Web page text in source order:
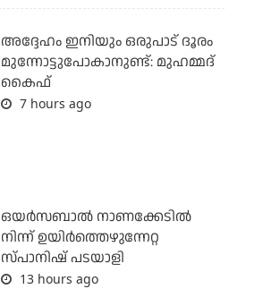
അദ്ദേഹം ഇനിയും ഒരുപാട് ദൂരം
മുന്നോട്ടുപോകാനുണ്ട്: മുഹമ്മദ്
കൈഫ്
7 hours ago
ഒയര്‍സബാൽ നാണക്കേടിൽ
നിന്ന് ഉയിർത്തെഴുന്നേറ്റ
സ്പാനിഷ് പടയാളി
13 hours ago